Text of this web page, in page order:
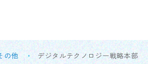
の他 デジタルテクノロジー戦略本部